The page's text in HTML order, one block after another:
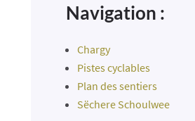
Navigation :
Chargy
Pistes cyclables
Plan des sentiers
Sëchere Schoulwee